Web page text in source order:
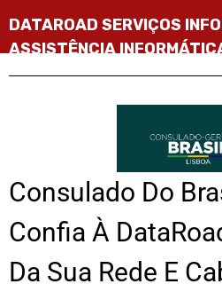
Consulado Do
Confia À
Da Sua Rede E